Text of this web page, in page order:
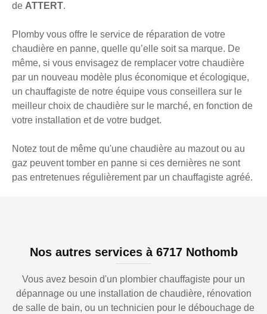
de ATTERT.
Plomby vous offre le service de réparation de votre
chaudière en panne, quelle qu’elle soit sa marque. De
même, si vous envisagez de remplacer votre chaudière
par un nouveau modèle plus économique et écologique,
un chauffagiste de notre équipe vous conseillera sur le
meilleur choix de chaudière sur le marché, en fonction de
votre installation et de votre budget.
Notez tout de même qu'une chaudière au mazout ou au
gaz peuvent tomber en panne si ces dernières ne sont
pas entretenues régulièrement par un chauffagiste agréé.
Nos autres services à 6717 Nothomb
Vous avez besoin d'un plombier chauffagiste pour un
dépannage ou une installation de chaudière, rénovation
de salle de bain, ou un technicien pour le débouchage de